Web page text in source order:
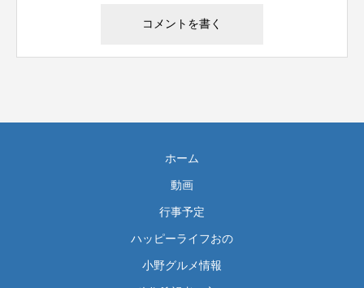
ホーム
動画
行事予定
ハッピーライフおの
小野グルメ情報